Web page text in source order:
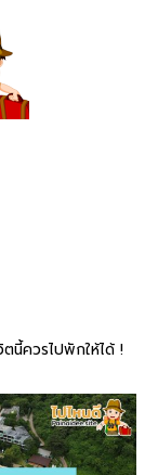
นี้ควรไปพักให้ได้ !